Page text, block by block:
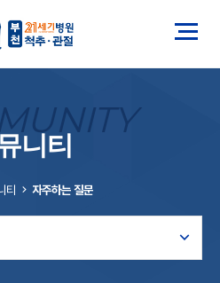
니티
티 자주하는 질문